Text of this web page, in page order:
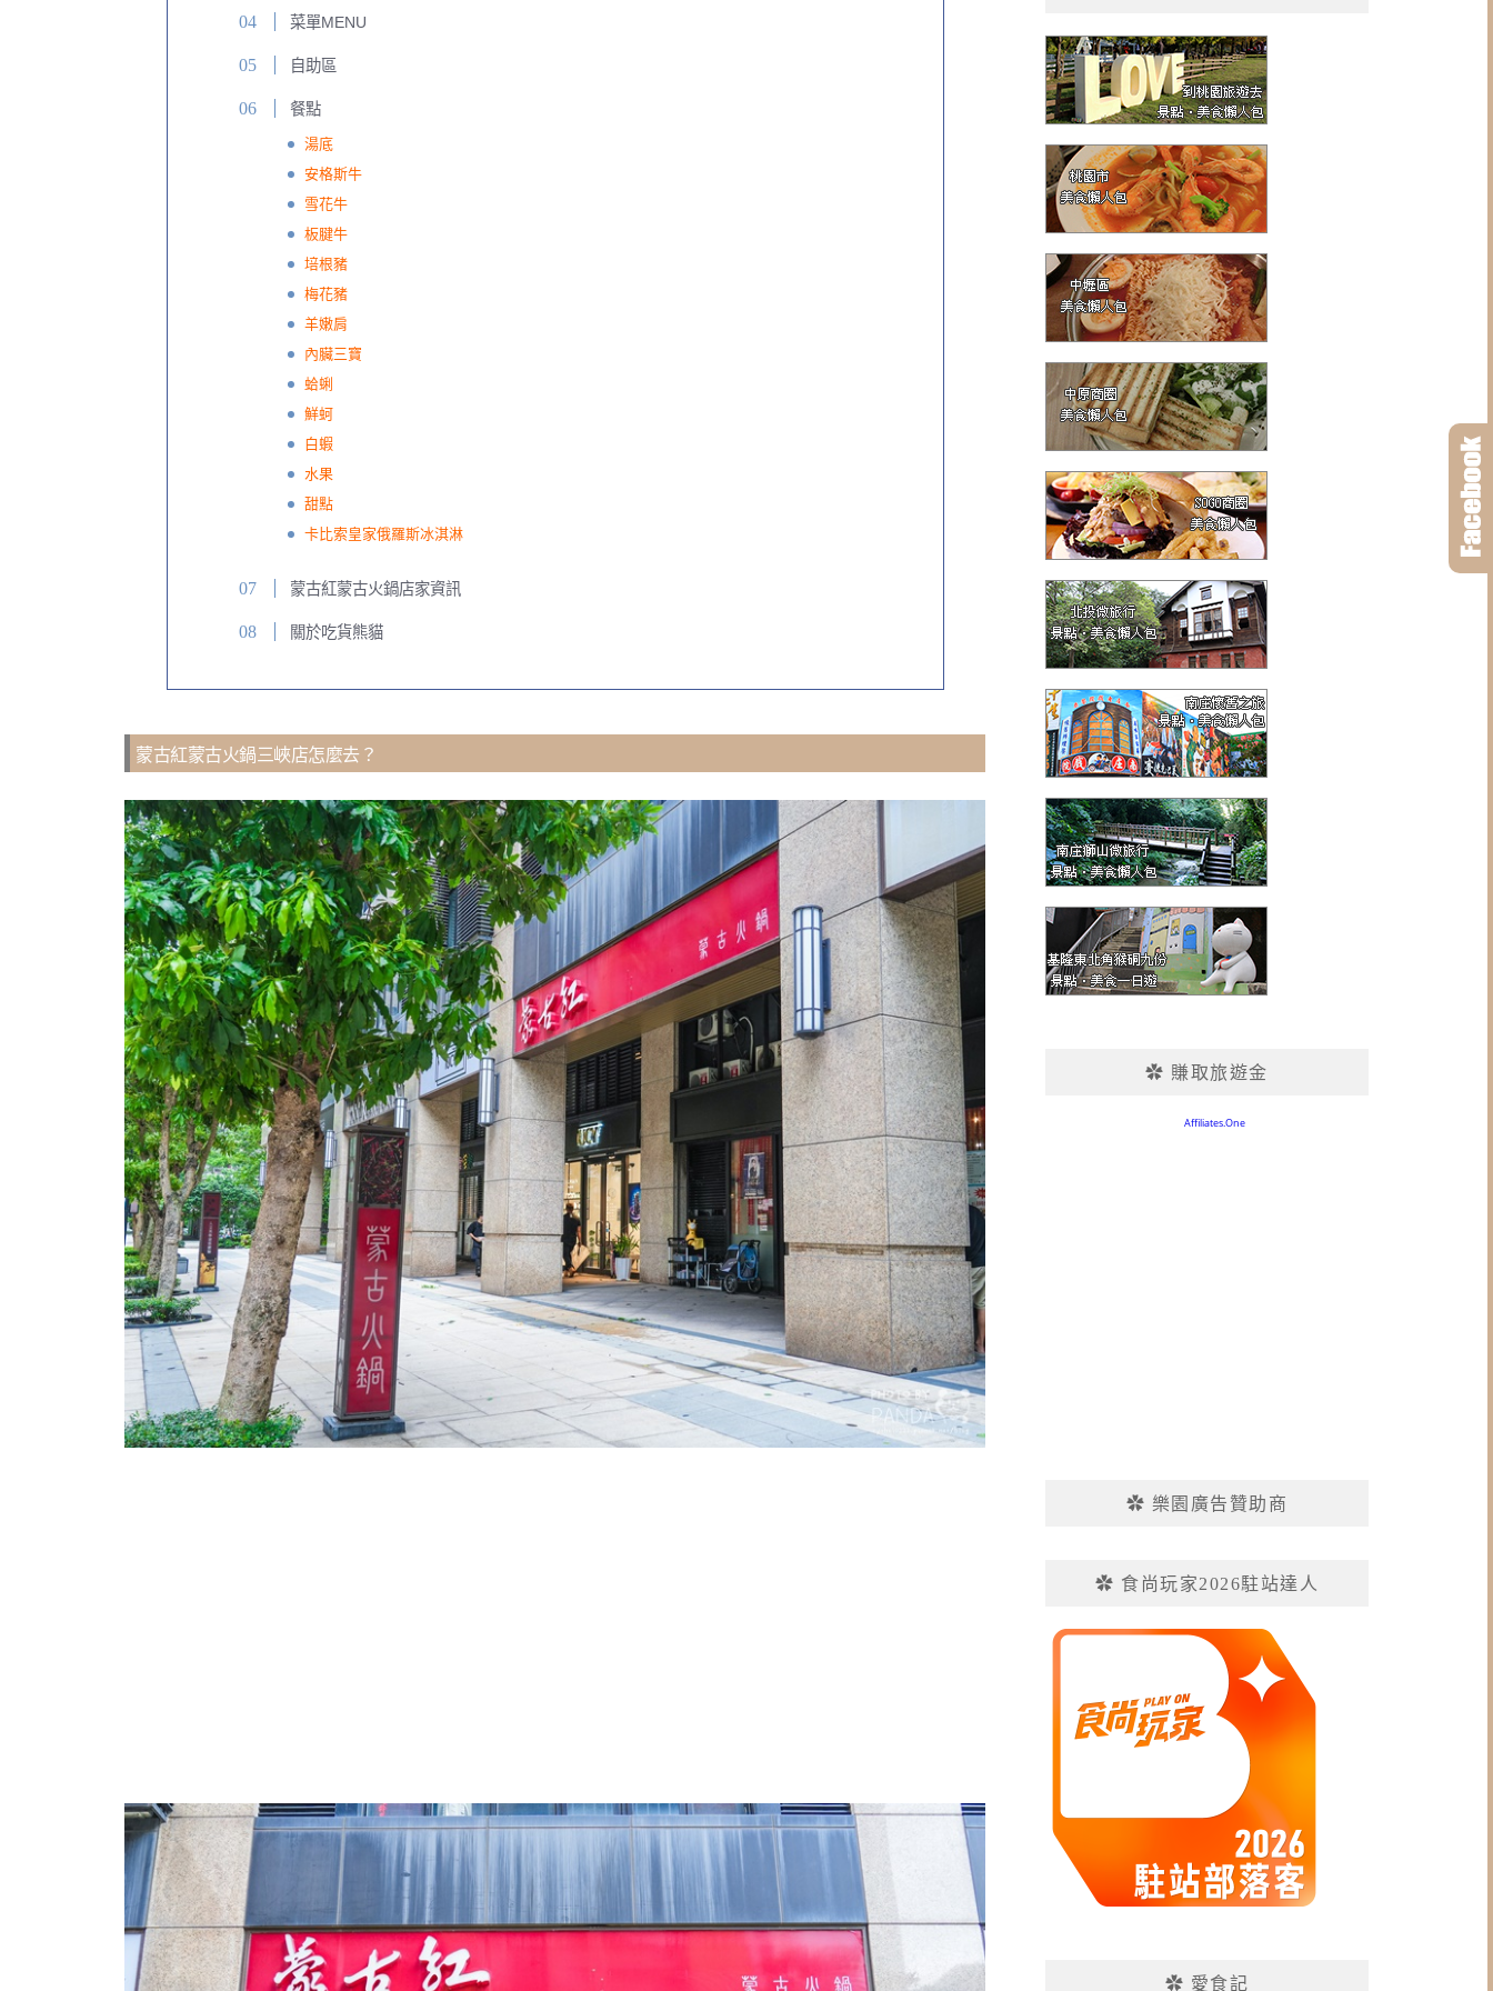
菜單MENU
自助區
餐點
湯底
安格斯牛
雪花牛
板腱牛
培根豬
梅花豬
羊嫩肩
內臟三寶
蛤蜊
鮮蚵
白蝦
水果
甜點
卡比索皇家俄羅斯冰淇淋
蒙古紅蒙古火鍋店家資訊
關於吃貨熊貓
蒙古紅蒙古火鍋三峽店怎麼去？
✿ 賺取旅遊金
✿ 樂園廣告贊助商
✿ 食尚玩家2026駐站達人
✿ 愛食記